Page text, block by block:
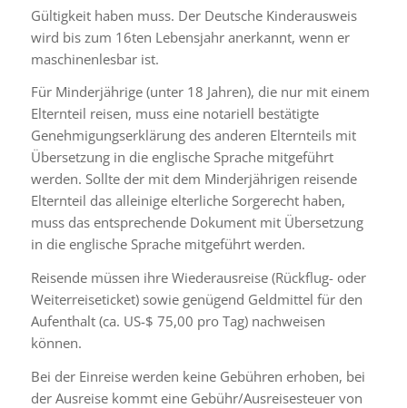
Gültigkeit haben muss. Der Deutsche Kinderausweis
wird bis zum 16ten Lebensjahr anerkannt, wenn er
maschinenlesbar ist.
Für Minderjährige (unter 18 Jahren), die nur mit einem
Elternteil reisen, muss eine notariell bestätigte
Genehmigungserklärung des anderen Elternteils mit
Übersetzung in die englische Sprache mitgeführt
werden. Sollte der mit dem Minderjährigen reisende
Elternteil das alleinige elterliche Sorgerecht haben,
muss das entsprechende Dokument mit Übersetzung
in die englische Sprache mitgeführt werden.
Reisende müssen ihre Wiederausreise (Rückflug- oder
Weiterreiseticket) sowie genügend Geldmittel für den
Aufenthalt (ca. US-$ 75,00 pro Tag) nachweisen
können.
Bei der Einreise werden keine Gebühren erhoben, bei
der Ausreise kommt eine Gebühr/Ausreisesteuer von